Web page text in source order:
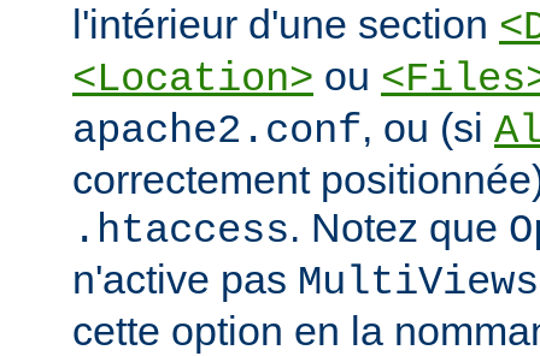
l'intérieur d'une section
<Location> ou
apache2.conf, ou (si
correctement
.htaccess. Notez que
n'active pas MultiViews
cette option en la